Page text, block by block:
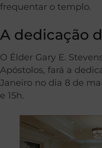
frequentar o templo.
A dedicação
O Élder Gary E.
Apóstolos, fará a
Janeiro no dia 8 de
e 15h.